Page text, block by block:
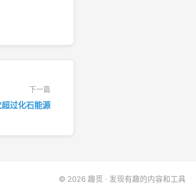
下一篇
过化石能源
© 2026 趣觅 · 发现有趣的内容和工具